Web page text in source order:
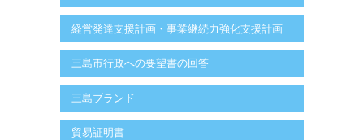
経営発達支援計画・事業継続力強化支援計画
三島市行政への要望書の回答
三島ブランド
貿易証明書